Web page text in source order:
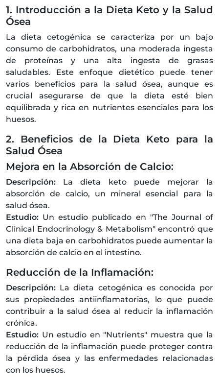
1. Introducción a la Dieta Keto y la Salud
Ósea
La dieta cetogénica se caracteriza por un bajo
consumo de carbohidratos, una moderada ingesta
de proteínas y una alta ingesta de grasas
saludables. Este enfoque dietético puede tener
varios beneficios para la salud ósea, aunque es
crucial asegurarse de que la dieta esté bien
equilibrada y rica en nutrientes esenciales para los
huesos.
2. Beneficios de la Dieta Keto para la
Salud Ósea
Mejora en la Absorción de Calcio:
Descripción: La dieta keto puede mejorar la
absorción de calcio, un mineral esencial para la
salud ósea.
Estudio: Un estudio publicado en "The Journal of
Clinical Endocrinology & Metabolism" encontró que
una dieta baja en carbohidratos puede aumentar la
absorción de calcio en el intestino.
Reducción de la Inflamación:
Descripción: La dieta cetogénica es conocida por
sus propiedades antiinflamatorias, lo que puede
contribuir a la salud ósea al reducir la inflamación
crónica.
Estudio: Un estudio en "Nutrients" muestra que la
reducción de la inflamación puede proteger contra
la pérdida ósea y las enfermedades relacionadas
con los huesos.